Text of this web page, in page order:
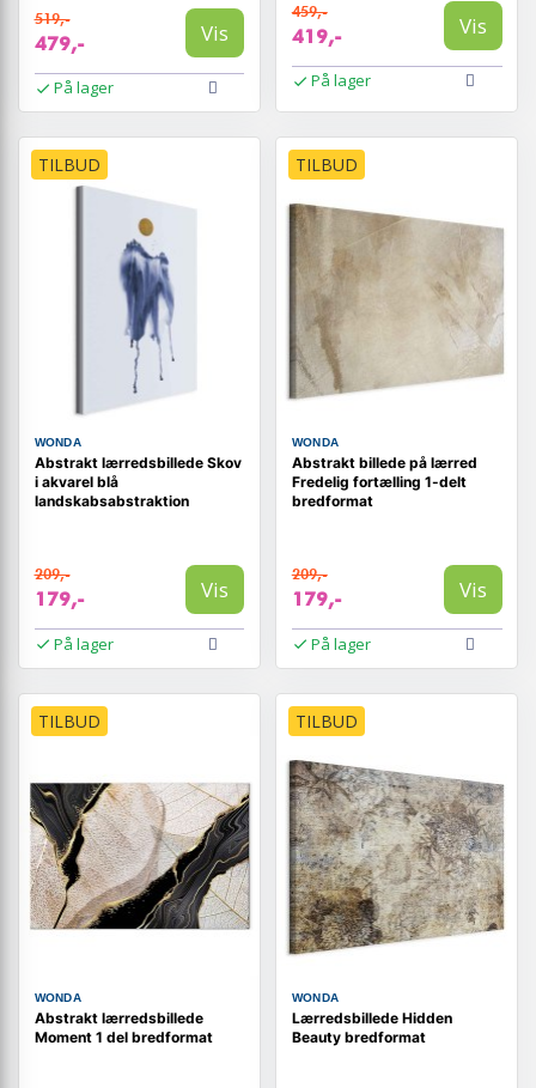
519,-
479,- Vis
På lager
459,-
419,- Vis
På lager
TILBUD
WONDA
Abstrakt lærredsbillede Skov
i akvarel blå
landskabsabstraktion
209,-
179,- Vis
På lager
TILBUD
WONDA
Abstrakt billede på lærred
Fredelig fortælling 1-delt
bredformat
209,-
179,- Vis
På lager
TILBUD
WONDA
Abstrakt lærredsbillede
Moment 1 del bredformat
TILBUD
WONDA
Lærredsbillede Hidden
Beauty bredformat